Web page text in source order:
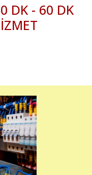
DK - 60 DK